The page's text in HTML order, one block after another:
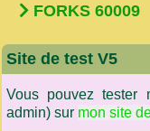
FORKS 60009
Site de test V5
Vous pouvez tester
admin) sur mon site